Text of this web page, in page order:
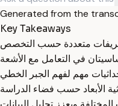
Generated from the
Key Takeaways